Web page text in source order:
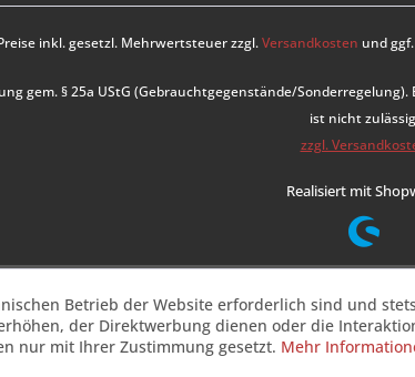
inkl. gesetzl. Mehrwertsteuer zzgl.Versandkosten und
gem. § 25a UStG (Gebrauchtgegenstände/
ist nicht
zzgl.
Realisiert mit
Betrieb der Website erforderlich sind und
der Direktwerbung dienen oder die
nur mit Ihrer Zustimmung gesetzt. Mehr